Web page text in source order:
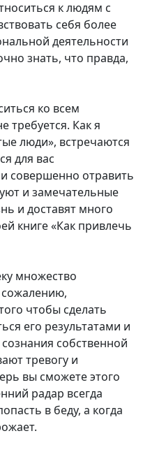
к людям с
себя более
деятельности
знать, что правда,
ко всем
требуется. Как я
люди», встречаются
для вас
совершенно отравить
и замечательные
и доставят много
книге «Как привлечь
множество
чтобы сделать
его результатами и
собственной
тревогу и
вы сможете этого
радар всегда
в беду, а когда